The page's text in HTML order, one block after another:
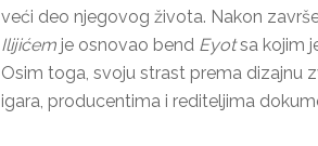
veći deo njegovog života. Nakon
Ilijićem je osnovao bend Eyotsa kojim
Osim toga, svoju strast prema dizajnu
igara, producentima i rediteljima